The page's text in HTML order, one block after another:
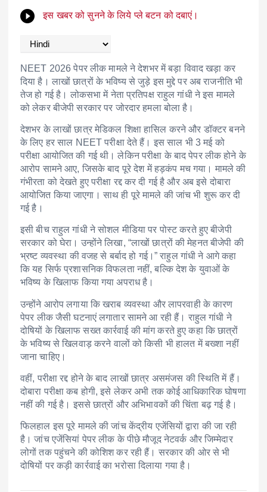
इस खबर को सुनने के लिये प्ले बटन को दबाएं।
NEET 2026 पेपर लीक मामले ने देशभर में बड़ा विवाद खड़ा कर
दिया है। लाखों छात्रों के भविष्य से जुड़े इस मुद्दे पर अब राजनीति भी
तेज हो गई है। लोकसभा में नेता प्रतिपक्ष राहुल गांधी ने इस मामले
को लेकर बीजेपी सरकार पर जोरदार हमला बोला है।
देशभर के लाखों छात्र मेडिकल शिक्षा हासिल करने और डॉक्टर बनने
के लिए हर साल NEET परीक्षा देते हैं। इस साल भी 3 मई को
परीक्षा आयोजित की गई थी। लेकिन परीक्षा के बाद पेपर लीक होने के
आरोप सामने आए, जिसके बाद पूरे देश में हड़कंप मच गया। मामले की
गंभीरता को देखते हुए परीक्षा रद्द कर दी गई है और अब इसे दोबारा
आयोजित किया जाएगा। साथ ही पूरे मामले की जांच भी शुरू कर दी
गई है।
इसी बीच राहुल गांधी ने सोशल मीडिया पर पोस्ट करते हुए बीजेपी
सरकार को घेरा। उन्होंने लिखा, “लाखों छात्रों की मेहनत बीजेपी की
भ्रष्ट व्यवस्था की वजह से बर्बाद हो गई।” राहुल गांधी ने आगे कहा
कि यह सिर्फ प्रशासनिक विफलता नहीं, बल्कि देश के युवाओं के
भविष्य के खिलाफ किया गया अपराध है।
उन्होंने आरोप लगाया कि खराब व्यवस्था और लापरवाही के कारण
पेपर लीक जैसी घटनाएं लगातार सामने आ रही हैं। राहुल गांधी ने
दोषियों के खिलाफ सख्त कार्रवाई की मांग करते हुए कहा कि छात्रों
के भविष्य से खिलवाड़ करने वालों को किसी भी हालत में बख्शा नहीं
जाना चाहिए।
वहीं, परीक्षा रद्द होने के बाद लाखों छात्र असमंजस की स्थिति में हैं।
दोबारा परीक्षा कब होगी, इसे लेकर अभी तक कोई आधिकारिक घोषणा
नहीं की गई है। इससे छात्रों और अभिभावकों की चिंता बढ़ गई है।
फिलहाल इस पूरे मामले की जांच केंद्रीय एजेंसियों द्वारा की जा रही
है। जांच एजेंसियां पेपर लीक के पीछे मौजूद नेटवर्क और जिम्मेदार
लोगों तक पहुंचने की कोशिश कर रही हैं। सरकार की ओर से भी
दोषियों पर कड़ी कार्रवाई का भरोसा दिलाया गया है।